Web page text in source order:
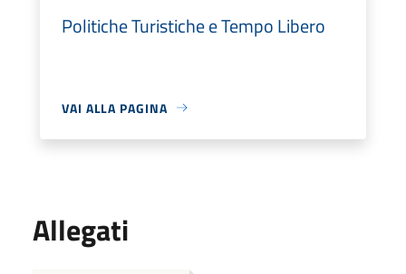
Politiche Turistiche e Tempo Libero
VAI ALLA PAGINA
Allegati